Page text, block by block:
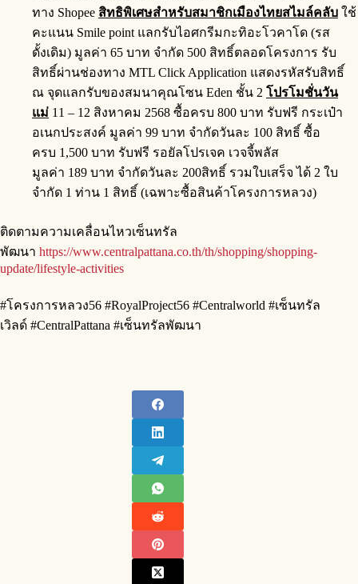
ทาง Shopee สิทธิพิเศษสำหรับสมาชิกเมืองไทยสไมล์คลับ ใช้
คะแนน Smile point แลกรับไอศกรีมกะทิอะโวคาโด (รส
ดั้งเดิม) มูลค่า 65 บาท จำกัด 500 สิทธิ์ตลอดโครงการ รับ
สิทธิ์ผ่านช่องทาง MTL Click Application แสดงรหัสรับสิทธิ์
ณ จุดแลกรับของสมนาคุณโซน Eden ชั้น 2 โปรโมชั่นวัน
แม่ 11 – 12 สิงหาคม 2568 ซื้อครบ 800 บาท รับฟรี กระเป๋า
อเนกประสงค์ มูลค่า 99 บาท จำกัดวันละ 100 สิทธิ์ ซื้อ
ครบ 1,500 บาท รับฟรี รอยัลโปรเจค เวจจี้พลัส
มูลค่า 189 บาท จำกัดวันละ 200สิทธิ์ รวมใบเสร็จ ได้ 2 ใบ
จำกัด 1 ท่าน 1 สิทธิ์ (เฉพาะซื้อสินค้าโครงการหลวง)
ติดตามความเคลื่อนไหวเซ็นทรัล
พัฒนา https://www.centralpattana.co.th/th/shopping/shopping-
update/lifestyle-activities
#โครงการหลวง56 #RoyalProject56 #Centralworld #เซ็นทรัล
เวิลด์ #CentralPattana #เซ็นทรัลพัฒนา